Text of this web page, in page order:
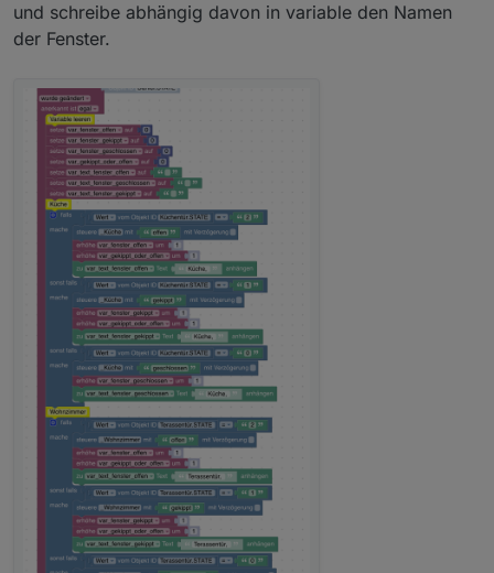
und schreibe abhängig davon in variable den Namen
der Fenster.